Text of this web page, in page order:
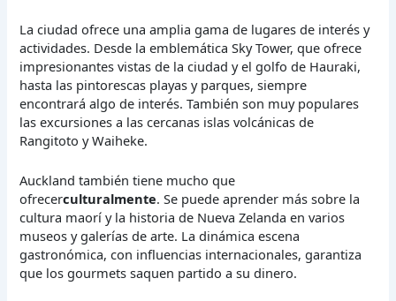
La ciudad ofrece una amplia gama de lugares de interés y
actividades. Desde la emblemática Sky Tower, que ofrece
impresionantes vistas de la ciudad y el golfo de Hauraki,
hasta las pintorescas playas y parques, siempre
encontrará algo de interés. También son muy populares
las excursiones a las cercanas islas volcánicas de
Rangitoto y Waiheke.
Auckland también tiene mucho que
ofrecerculturalmente. Se puede aprender más sobre la
cultura maorí y la historia de Nueva Zelanda en varios
museos y galerías de arte. La dinámica escena
gastronómica, con influencias internacionales, garantiza
que los gourmets saquen partido a su dinero.